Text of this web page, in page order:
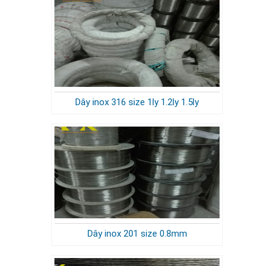
Dây inox 316 size 1ly 1.2ly 1.5ly
Dây inox 201 size 0.8mm